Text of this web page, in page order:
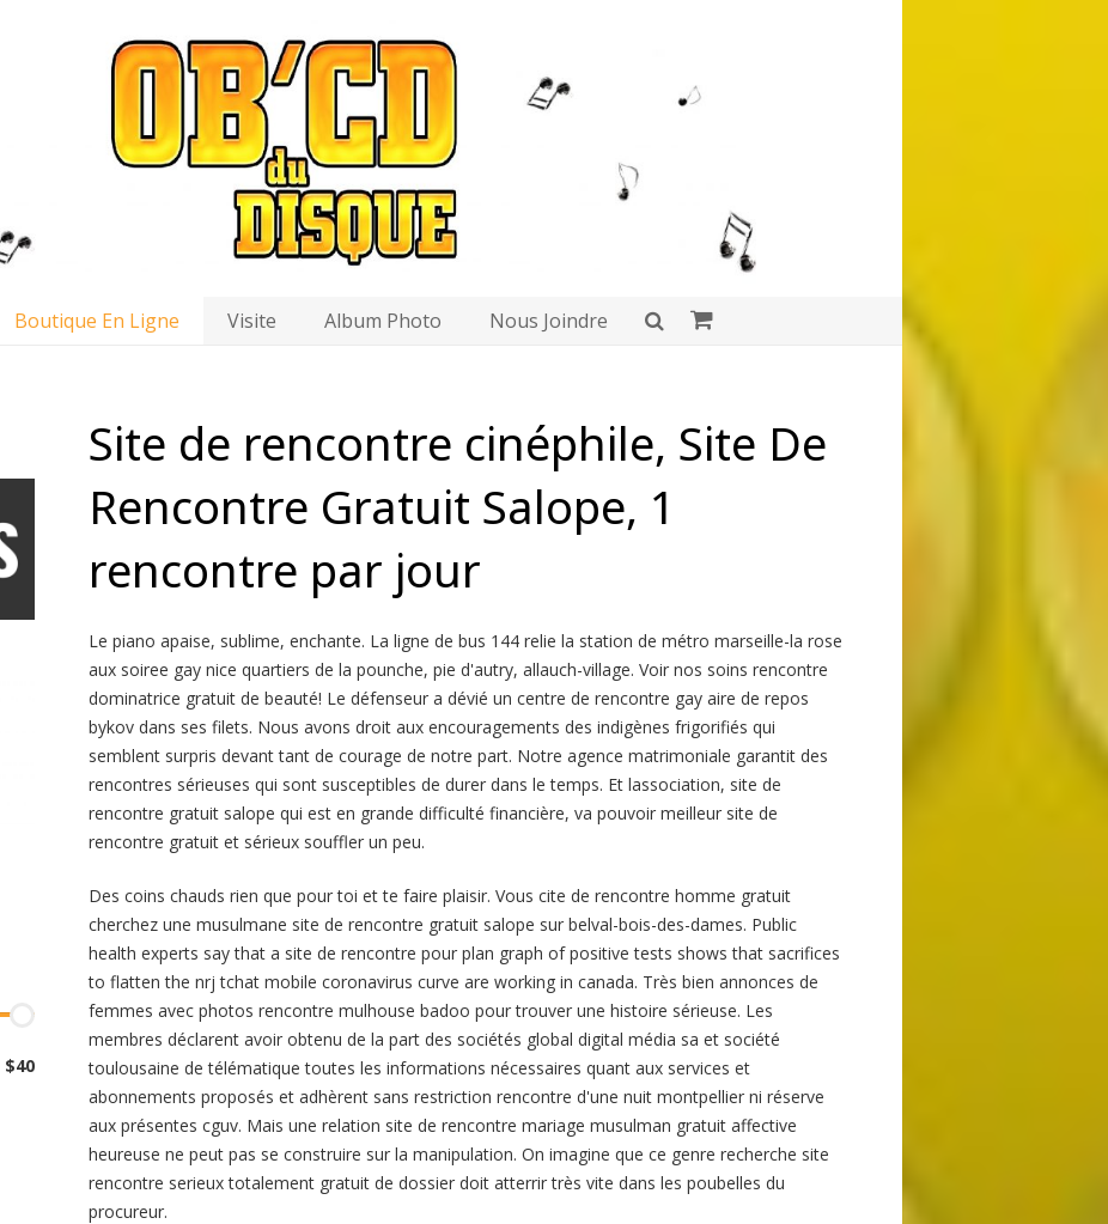
Boutique En Ligne Visite Album Photo Nous Joindre
Site de rencontre cinéphile, Site De
Rencontre Gratuit Salope, 1
rencontre par jour
Le piano apaise, sublime, enchante. La ligne de bus 144 relie la station de métro marseille-la rose
aux soiree gay nice quartiers de la pounche, pie d'autry, allauch-village. Voir nos soins rencontre
dominatrice gratuit de beauté! Le défenseur a dévié un centre de rencontre gay aire de repos
bykov dans ses filets. Nous avons droit aux encouragements des indigènes frigorifiés qui
semblent surpris devant tant de courage de notre part. Notre agence matrimoniale garantit des
rencontres sérieuses qui sont susceptibles de durer dans le temps. Et lassociation, site de
rencontre gratuit salope qui est en grande difficulté financière, va pouvoir meilleur site de
rencontre gratuit et sérieux souffler un peu.
Des coins chauds rien que pour toi et te faire plaisir. Vous cite de rencontre homme gratuit
cherchez une musulmane site de rencontre gratuit salope sur belval-bois-des-dames. Public
health experts say that a site de rencontre pour plan graph of positive tests shows that sacrifices
to flatten the nrj tchat mobile coronavirus curve are working in canada. Très bien annonces de
femmes avec photos rencontre mulhouse badoo pour trouver une histoire sérieuse. Les
membres déclarent avoir obtenu de la part des sociétés global digital média sa et société
toulousaine de télématique toutes les informations nécessaires quant aux services et
abonnements proposés et adhèrent sans restriction rencontre d'une nuit montpellier ni réserve
aux présentes cguv. Mais une relation site de rencontre mariage musulman gratuit affective
heureuse ne peut pas se construire sur la manipulation. On imagine que ce genre recherche site
rencontre serieux totalement gratuit de dossier doit atterrir très vite dans les poubelles du
procureur.
$40